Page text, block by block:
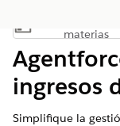
Mostrar
materias
ingresos
Simplifique la